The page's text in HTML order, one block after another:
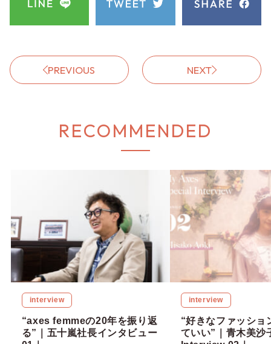
PREVIOUS NEXT
RECOMMENDED
interview
“axes femmeの20年を振り返
る”｜五十嵐社長インタビュー
interview
“好きなファッショ
ていい”｜青木美沙